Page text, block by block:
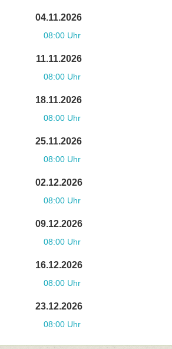
04.11.2026
08:00 Uhr
11.11.2026
08:00 Uhr
18.11.2026
08:00 Uhr
25.11.2026
08:00 Uhr
02.12.2026
08:00 Uhr
09.12.2026
08:00 Uhr
16.12.2026
08:00 Uhr
23.12.2026
08:00 Uhr